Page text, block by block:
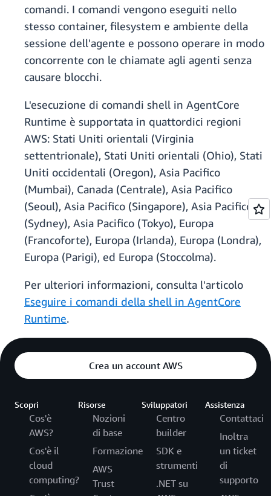
comandi. I comandi vengono eseguiti nello
stesso container, filesystem e ambiente della
sessione dell'agente e possono operare in modo
concorrente con le chiamate agli agenti senza
causare blocchi.
L'esecuzione di comandi shell in AgentCore
Runtime è supportata in quattordici regioni
AWS: Stati Uniti orientali (Virginia
settentrionale), Stati Uniti orientali (Ohio), Stati
Uniti occidentali (Oregon), Asia Pacifico
(Mumbai), Canada (Centrale), Asia Pacifico
(Seoul), Asia Pacifico (Singapore), Asia Pacifico
(Sydney), Asia Pacifico (Tokyo), Europa
(Francoforte), Europa (Irlanda), Europa (Londra),
Europa (Parigi), ed Europa (Stoccolma).
Per ulteriori informazioni, consulta l'articolo
Eseguire i comandi della shell in AgentCore
Runtime.
Crea un account AWS
Scopri
Cos'è
AWS?
Cos'è il
cloud
computing?
Risorse
Nozioni
di base
Formazione
AWS
Trust
Sviluppatori
Centro
builder
SDK e
strumenti
.NET su
Assistenza
Contattaci
Inoltra
un ticket
di
supporto